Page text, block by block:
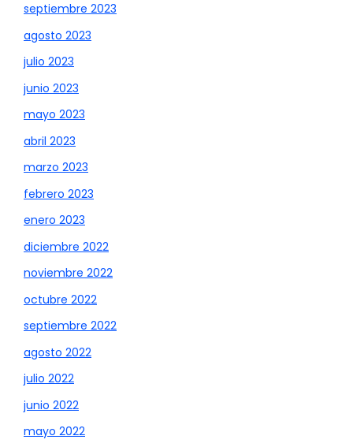
septiembre 2023
agosto 2023
julio 2023
junio 2023
mayo 2023
abril 2023
marzo 2023
febrero 2023
enero 2023
diciembre 2022
noviembre 2022
octubre 2022
septiembre 2022
agosto 2022
julio 2022
junio 2022
mayo 2022